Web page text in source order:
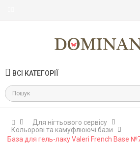
ВСІ КАТЕГОРІЇ
Для нігтьового сервісу
Кольорові та камуфлюючі бази
База для гель-лаку Valeri French Base